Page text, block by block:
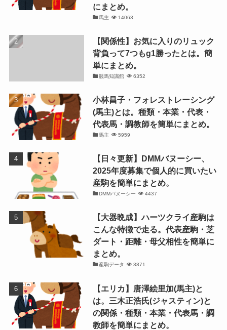
にまとめ。
馬主 14063
【関係性】お気に入りのリュック
背負って7つもg1勝ったとは。簡
単にまとめ。
競馬知識館 6352
小林昌子・フォレストレーシング
(馬主)とは。種類・本業・代表・
代表馬・調教師を簡単にまとめ。
馬主 5959
【日々更新】DMMバヌーシー、
2025年度募集で個人的に買いたい
産駒を簡単にまとめ。
DMMバヌーシー 4437
【大器晩成】ハーツクライ産駒は
こんな特徴で走る。代表産駒・芝
ダート・距離・母父相性を簡単に
まとめ。
産駒データ 3871
【エリカ】唐澤絵里加(馬主)と
は。三木正浩氏(ジャスティン)と
の関係・種類・本業・代表馬・調
教師を簡単にまとめ。